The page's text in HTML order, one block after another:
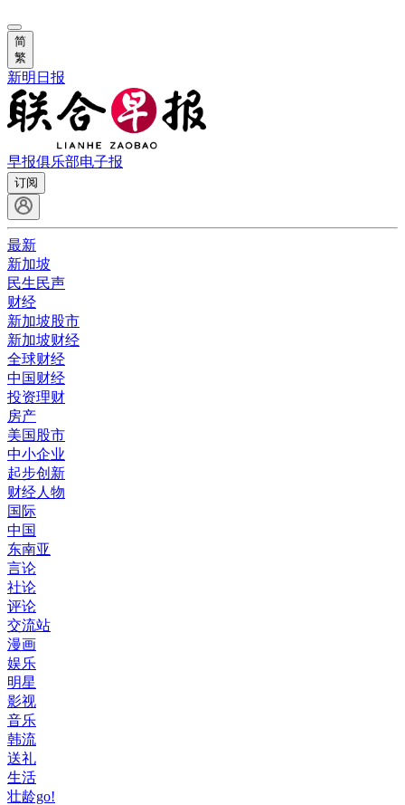
简
繁
新明日报
早报俱乐部电子报
订阅
最新
新加坡
民生民声
财经
新加坡股市
新加坡财经
全球财经
中国财经
投资理财
房产
美国股市
中小企业
起步创新
财经人物
国际
中国
东南亚
言论
社论
评论
交流站
漫画
娱乐
明星
影视
音乐
韩流
送礼
生活
壮龄go!